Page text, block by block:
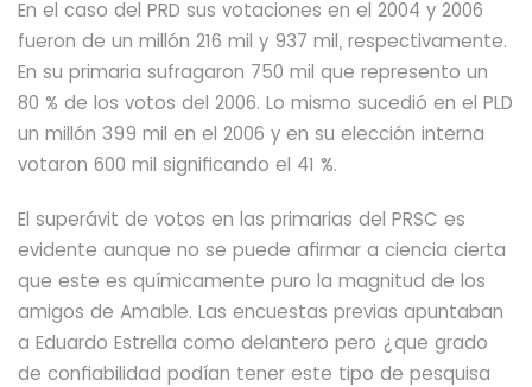
En el caso del PRD sus votaciones en el 2004 y 2006
fueron de un millón 216 mil y 937 mil, respectivamente.
En su primaria sufragaron 750 mil que represento un
80 % de los votos del 2006. Lo mismo sucedió en el PLD
un millón 399 mil en el 2006 y en su elección interna
votaron 600 mil significando el 41 %.
El superávit de votos en las primarias del PRSC es
evidente aunque no se puede afirmar a ciencia cierta
que este es químicamente puro la magnitud de los
amigos de Amable. Las encuestas previas apuntaban
a Eduardo Estrella como delantero pero ¿que grado
de confiabilidad podían tener este tipo de pesquisa